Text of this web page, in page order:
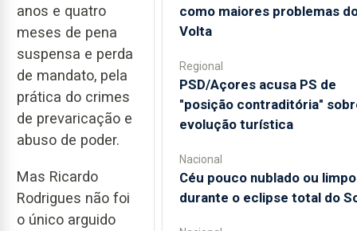
anos e quatro
meses de pena
suspensa e perda
de mandato, pela
prática do crimes
de prevaricação e
abuso de poder.
Mas Ricardo
Rodrigues não foi
o único arguido
como maiores problemas
Volta
Regional
PSD/Açores acusa PS de
"posição contraditória"
evolução turística
Nacional
Céu pouco nublado ou limpo
durante o eclipse total do